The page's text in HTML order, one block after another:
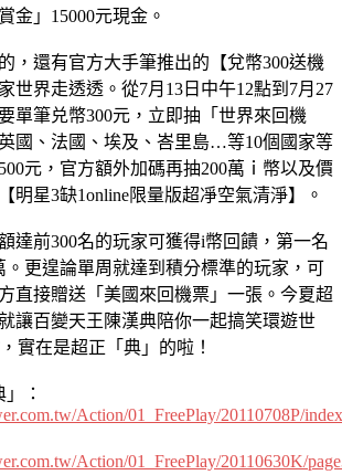
金」15000元現金。
，還有官方大手筆推出的【兌幣300送機
世界走透透。從7月13日中午12點到7月27
單筆兑幣300元，立即抽「世界來回機
國、法國、埃及、峇里島…等10個國家等
元，官方額外加碼再抽200萬ｉ幣以及價
明星3缺1online限量版超凈空氣清淨】。
達前300名的玩家可獲得i幣回饋，第一名
。更遑論單周就達到積分標準的玩家，可
直接贈送「美國來回機票」一張。今夏超
讓百變天王陳漢典陪你一起搞笑環遊世
實在是超正「典」的啦！
：
Action/01_FreePlay/20110708P/
Action/01_FreePlay/20110630K/